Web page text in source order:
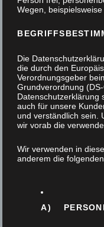
Das Projektstück
Im Laufe ihres 3.
Wegen,
Die
die durch den
Verordnungsgeber
Grundverordnung
Datenschutzerklärung
auch für unsere
und verständlich sein.
wir vorab die
Wir verwenden in
anderem die
A)